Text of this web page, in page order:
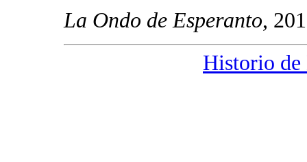
La Ondo de Esperanto,
Historio de